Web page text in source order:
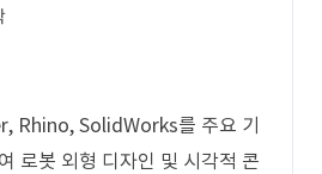
Rhino, SolidWorks를 주요 기
로봇 외형 디자인 및 시각적 콘